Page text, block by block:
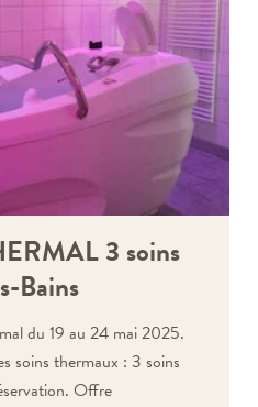
3 soins
Bains
du 19 au 24 mai 2025.
soins thermaux : 3 soins
Offre